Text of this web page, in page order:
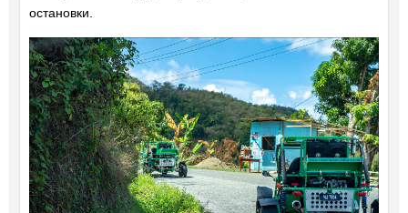
остановки.